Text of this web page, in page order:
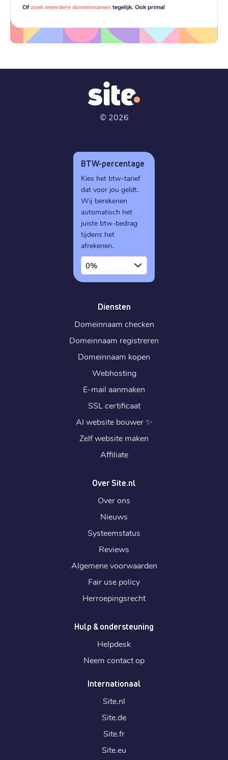
Ofzoek meerdere domeinnamentegelijk. Ook prima!
© 2026
BTW-percentage
Kies het btw-tarief
dat voor jou geldt.
Wij berekenen
automatisch het
juiste btw-bedrag
tijdens het
afrekenen.
0%
Diensten
Domeinnaam checken
Domeinnaam registreren
Domeinnaam kopen
Webhosting
E-mail aanmaken
SSL certificaat
AI website bouwer✨
Zelf website maken
Affiliate
Over Site.nl
Over ons
Nieuws
Systeemstatus
Reviews
Algemene voorwaarden
Fair use policy
Herroepingsrecht
Hulp & ondersteuning
Helpdesk
Neem contact op
Internationaal
Site.nl
Site.de
Site.fr
Site.eu